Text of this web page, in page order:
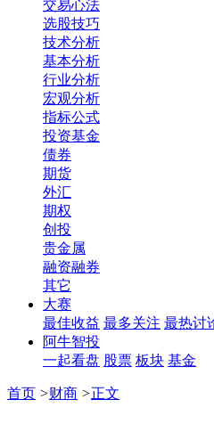
交易心法
选股技巧
技术分析
基本分析
行业分析
宏观分析
指标公式
投资基金
债券
期货
外汇
期权
创投
贵金属
融资融券
其它
大赛
最佳收益 最多关注 最热讨
阿牛智投
一起看盘 股票 板块 基金
首页 >财商 >正文